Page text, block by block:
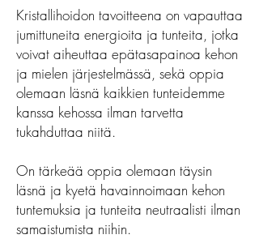
Kristallihoidon tavoitteena on vapauttaa
jumittuneita energioita ja tunteita, jotka
voivat aiheuttaa epätasapainoa kehon
ja mielen järjestelmässä, sekä oppia
olemaan läsnä kaikkien tunteidemme
kanssa kehossa ilman tarvetta
tukahduttaa niitä.
On tärkeää oppia olemaan täysin
läsnä ja kyetä havainnoimaan kehon
tuntemuksia ja tunteita neutraalisti ilman
samaistumista niihin.